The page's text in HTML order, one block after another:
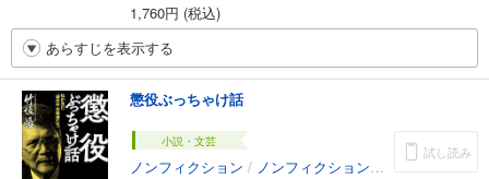
1,760円 (税込)
あらすじを表示する
懲役ぶっちゃけ話
小説・文芸
ノンフィクション / ノンフィクション・ドキュメンタリー
試し読み